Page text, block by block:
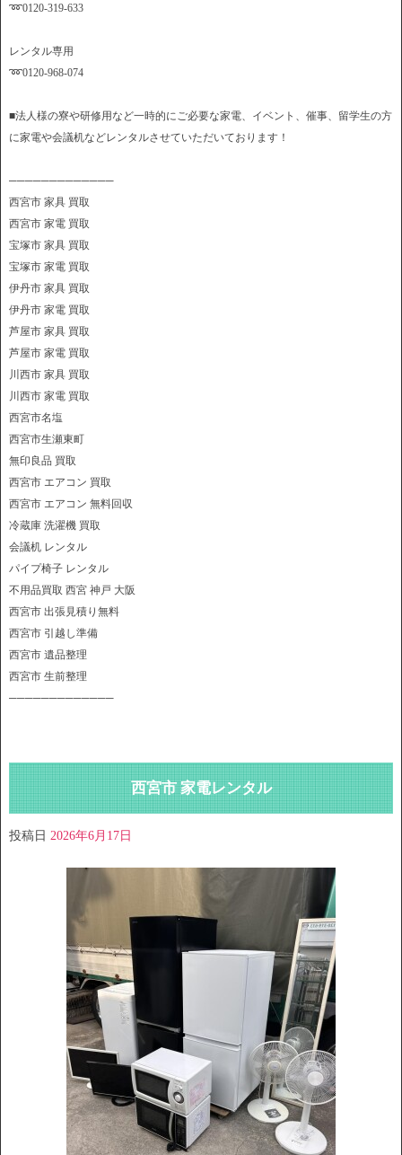
➿0120-319-633
レンタル専用
➿0120-968-074
■法人様の寮や研修用など一時的にご必要な家電、イベント、催事、留学生の方
に家電や会議机などレンタルさせていただいております！
─────────────
西宮市 家具 買取
西宮市 家電 買取
宝塚市 家具 買取
宝塚市 家電 買取
伊丹市 家具 買取
伊丹市 家電 買取
芦屋市 家具 買取
芦屋市 家電 買取
川西市 家具 買取
川西市 家電 買取
西宮市名塩
西宮市生瀬東町
無印良品 買取
西宮市 エアコン 買取
西宮市 エアコン 無料回収
冷蔵庫 洗濯機 買取
会議机 レンタル
パイプ椅子 レンタル
不用品買取 西宮 神戸 大阪
西宮市 出張見積り無料
西宮市 引越し準備
西宮市 遺品整理
西宮市 生前整理
─────────────
西宮市 家電レンタル
投稿日 2026年6月17日